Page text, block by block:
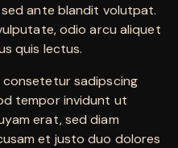
sed ante blandit volutpat.
odio arcu aliquet
quis lectus.
sadipscing
tempor invidunt ut
erat, sed diam
et justo duo dolores